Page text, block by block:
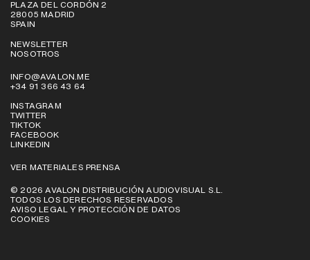
PLAZA DEL CORDÓN 2
28005 MADRID
SPAIN
NEWSLETTER
NOSOTROS
INFO@AVALON.ME
+34 91 366 43 64
INSTAGRAM
TWITTER
TIKTOK
FACEBOOK
LINKEDIN
VER MATERIALES PRENSA
© 2026 AVALON DISTRIBUCIÓN AUDIOVISUAL S.L.
TODOS LOS DERECHOS RESERVADOS
AVISO LEGAL Y PROTECCIÓN DE DATOS
COOKIES